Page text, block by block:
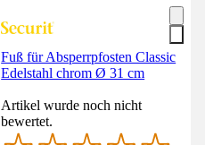
Fuß für Absperrpfosten Classic
Edelstahl chrom Ø 31 cm
Artikel wurde noch nicht
bewertet.